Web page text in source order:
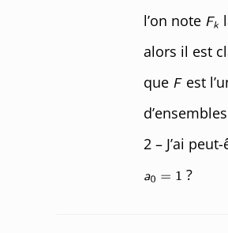
l’on note
alors il est
que
est
2 – J’ai
?